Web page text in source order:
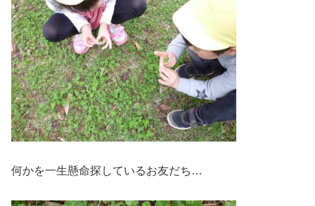
何かを一生懸命探しているお友だち…